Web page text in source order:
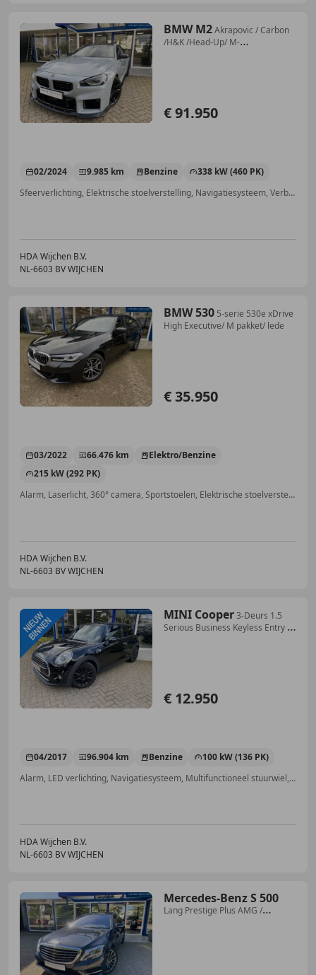
BMW M2Akrapovic / Carbon
/H&K /Head-Up/ M-
€ 91.950
02/2024 9.985 km Benzine
338 kW (460 PK)
Sfeerverlichting, Elektrische stoelverstelling, Navigatiesysteem, Verblindingsvrij grootlicht, Inductieladen voor smartphones, Spoiler, Grootlichtassistent, Stuurwielverwarming
HDA Wijchen B.V.
NL-6603 BV WIJCHEN
BMW 530 5-serie 530e xDrive
High Executive/ M pakket/ lede
€ 35.950
03/2022 66.476 km
Elektro/Benzine
215 kW (292 PK)
Alarm, Laserlicht, 360° camera, Sportstoelen, Elektrische stoelverstelling, Head-up display, 4x4, Grootlichtassistent
HDA Wijchen B.V.
NL-6603 BV WIJCHEN
MINI Cooper3-Deurs 1.5
Serious Business Keyless Entry /
€ 12.950
04/2017 96.904 km Benzine
100 kW (136 PK)
Alarm, LED verlichting, Navigatiesysteem, Multifunctioneel stuurwiel, Getinte ramen, Cruise control, Zij-airbags, Lichtmetalen velgen
HDA Wijchen B.V.
NL-6603 BV WIJCHEN
Mercedes-Benz S 500
Lang Prestige Plus AMG /